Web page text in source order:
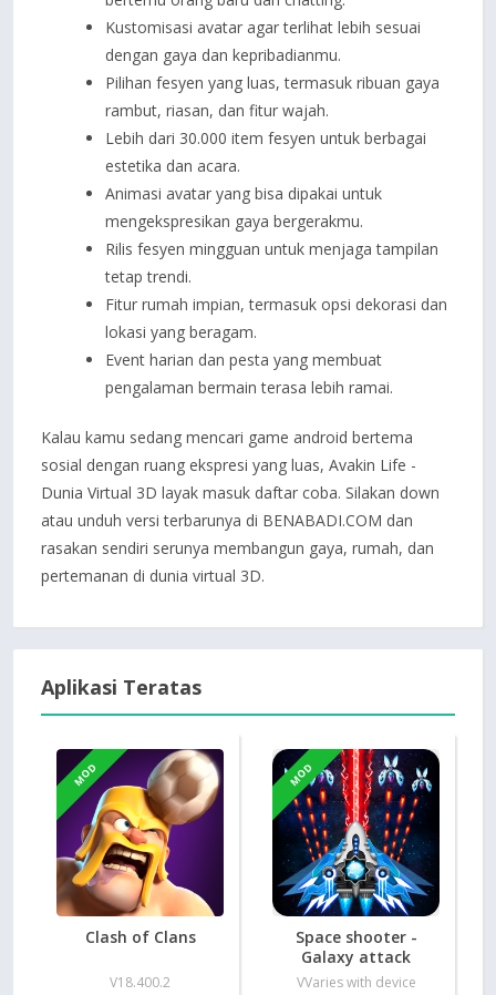
Kustomisasi avatar agar terlihat lebih sesuai
dengan gaya dan kepribadianmu.
Pilihan fesyen yang luas, termasuk ribuan gaya
rambut, riasan, dan fitur wajah.
Lebih dari 30.000 item fesyen untuk berbagai
estetika dan acara.
Animasi avatar yang bisa dipakai untuk
mengekspresikan gaya bergerakmu.
Rilis fesyen mingguan untuk menjaga tampilan
tetap trendi.
Fitur rumah impian, termasuk opsi dekorasi dan
lokasi yang beragam.
Event harian dan pesta yang membuat
pengalaman bermain terasa lebih ramai.
Kalau kamu sedang mencari game android bertema
sosial dengan ruang ekspresi yang luas, Avakin Life -
Dunia Virtual 3D layak masuk daftar coba. Silakan down
atau unduh versi terbarunya di BENABADI.COM dan
rasakan sendiri serunya membangun gaya, rumah, dan
pertemanan di dunia virtual 3D.
Aplikasi Teratas
MOD
Clash of Clans
V18.400.2
MOD
Space shooter -
Galaxy attack
VVaries with device